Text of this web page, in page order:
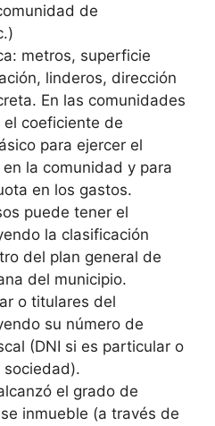
de
metros, superficie
linderos, dirección
En las comunidades
coeficiente de
para ejercer el
la comunidad y para
en los gastos.
puede tener el
la clasificación
del plan general de
del municipio.
o titulares del
su número de
(DNI si es particular o
sociedad).
el grado de
inmueble (a través de